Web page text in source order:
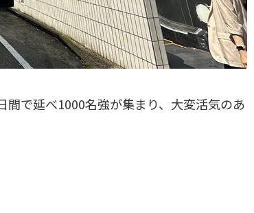
間で延べ1000名強が集まり、大変活気のあ